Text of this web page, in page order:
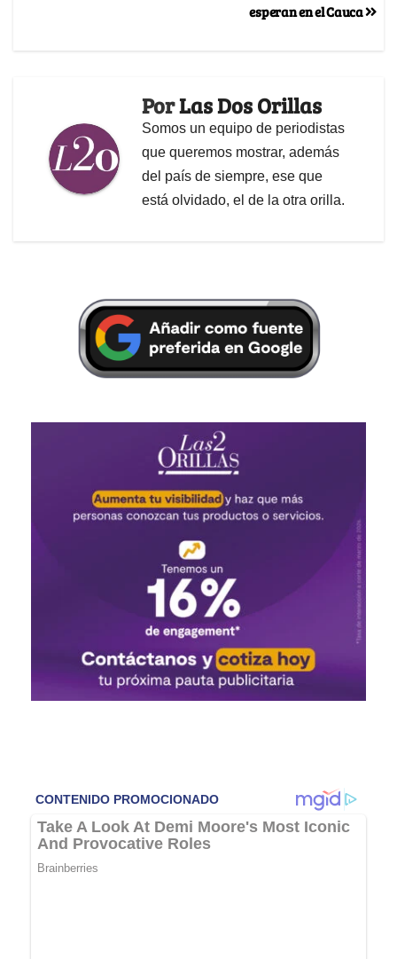
esperan en el Cauca
PorLas Dos Orillas
Somos un equipo de periodistas
que queremos mostrar, además
del país de siempre, ese que
está olvidado, el de la otra orilla.